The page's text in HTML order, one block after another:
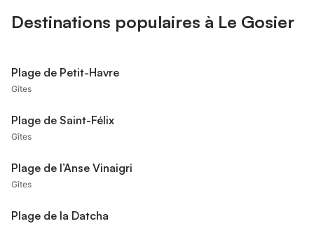
Destinations populaires à Le Gosier
Plage de Petit-Havre
Gîtes
Plage de Saint-Félix
Gîtes
Plage de l’Anse Vinaigri
Gîtes
Plage de la Datcha